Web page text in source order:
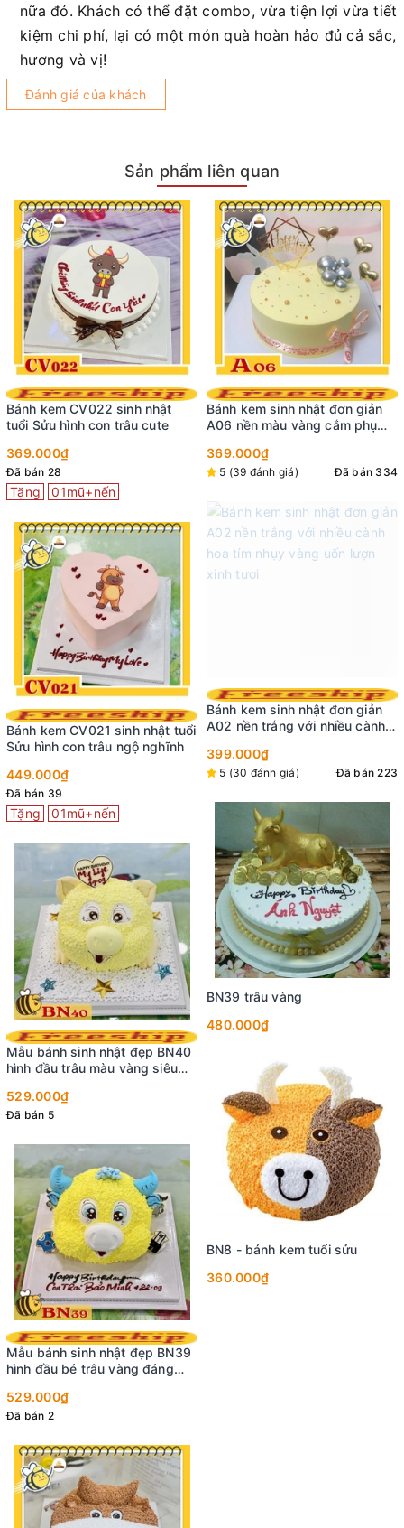
nữa đó. Khách có thể đặt combo, vừa tiện lợi vừa tiết
kiệm chi phí, lại có một món quà hoàn hảo đủ cả sắc,
hương và vị!
Đánh giá của khách
Sản phẩm liên quan
Bánh kem CV022 sinh nhật
tuổi Sửu hình con trâu cute
369.000₫
Đã bán 28
Tặng 01mũ+nến
Bánh kem CV021 sinh nhật tuổi
Sửu hình con trâu ngộ nghĩnh
449.000₫
Đã bán 39
Tặng 01mũ+nến
Mẫu bánh sinh nhật đẹp BN40
hình đầu trâu màu vàng siêu
529.000₫
Đã bán 5
Mẫu bánh sinh nhật đẹp BN39
hình đầu bé trâu vàng đáng
529.000₫
Đã bán 2
Bánh kem sinh nhật đơn giản
A06 nền màu vàng cắm phụ
369.000₫
5 (39 đánh giá) Đã bán 334
Bánh kem sinh nhật đơn giản
A02 nền trắng với nhiều cành
xinh tươi
399.000₫
5 (30 đánh giá) Đã bán 223
BN39 trâu vàng
480.000₫
BN8 - bánh kem tuổi sửu
360.000₫